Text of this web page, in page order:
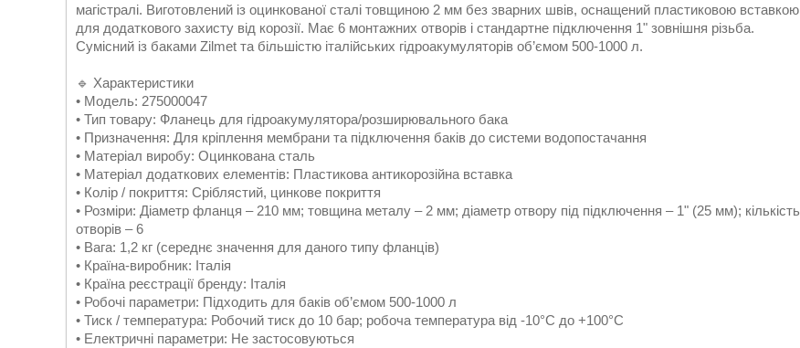
магістралі. Виготовлений із оцинкованої сталі товщиною 2 мм без зварних швів, оснащений пластиковою вставкою
для додаткового захисту від корозії. Має 6 монтажних отворів і стандартне підключення 1" зовнішня різьба.
Сумісний із баками Zilmet та більшістю італійських гідроакумуляторів об’ємом 500-1000 л.
🔹 Характеристики
• Модель: 275000047
• Тип товару: Фланець для гідроакумулятора/розширювального бака
• Призначення: Для кріплення мембрани та підключення баків до системи водопостачання
• Матеріал виробу: Оцинкована сталь
• Матеріал додаткових елементів: Пластикова антикорозійна вставка
• Колір / покриття: Сріблястий, цинкове покриття
• Розміри: Діаметр фланця – 210 мм; товщина металу – 2 мм; діаметр отвору під підключення – 1" (25 мм); кількість
отворів – 6
• Вага: 1,2 кг (середнє значення для даного типу фланців)
• Країна-виробник: Італія
• Країна реєстрації бренду: Італія
• Робочі параметри: Підходить для баків об’ємом 500-1000 л
• Тиск / температура: Робочий тиск до 10 бар; робоча температура від -10°C до +100°C
• Електричні параметри: Не застосовуються